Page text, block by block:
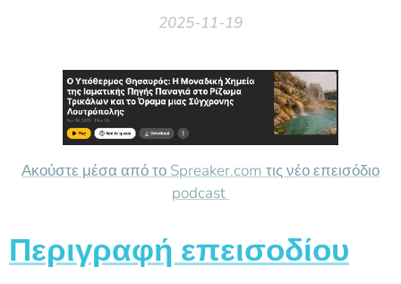
2025-11-19
Ακούστε μέσα από το Spreaker.com τις νέο επεισόδιο
podcast
Περιγραφή επεισοδίου